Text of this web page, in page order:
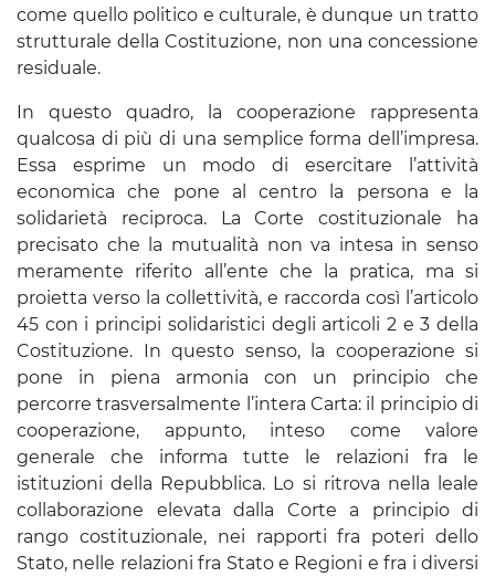
come quello politico e culturale, è dunque un tratto
strutturale della Costituzione, non una concessione
residuale.
In questo quadro, la cooperazione rappresenta
qualcosa di più di una semplice forma dell’impresa.
Essa esprime un modo di esercitare l’attività
economica che pone al centro la persona e la
solidarietà reciproca. La Corte costituzionale ha
precisato che la mutualità non va intesa in senso
meramente riferito all’ente che la pratica, ma si
proietta verso la collettività, e raccorda così l’articolo
45 con i principi solidaristici degli articoli 2 e 3 della
Costituzione. In questo senso, la cooperazione si
pone in piena armonia con un principio che
percorre trasversalmente l’intera Carta: il principio di
cooperazione, appunto, inteso come valore
generale che informa tutte le relazioni fra le
istituzioni della Repubblica. Lo si ritrova nella leale
collaborazione elevata dalla Corte a principio di
rango costituzionale, nei rapporti fra poteri dello
Stato, nelle relazioni fra Stato e Regioni e fra i diversi